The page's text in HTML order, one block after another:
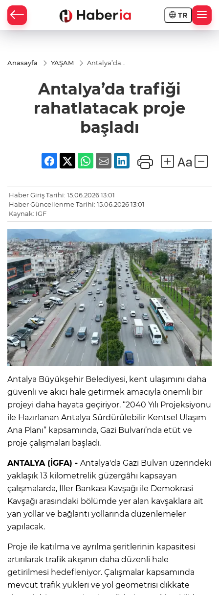
TR
Anasayfa YAŞAM
Antalya’da
proje
başladı
Antalya’da trafiği
rahatlatacak proje
başladı
Haber Giriş Tarihi: 15.06.2026 13:01
Haber Güncellenme Tarihi: 15.06.2026 13:01
Kaynak: IGF
Antalya Büyükşehir Belediyesi, kent ulaşımını daha
güvenli ve akıcı hale getirmek amacıyla önemli bir
projeyi daha hayata geçiriyor. “2040 Yılı Projeksiyonu
ile Hazırlanan Antalya Sürdürülebilir Kentsel Ulaşım
Ana Planı” kapsamında, Gazi Bulvarı’nda etüt ve
proje çalışmaları başladı.
ANTALYA (İGFA) - Antalya'da Gazi Bulvarı üzerindeki
yaklaşık 13 kilometrelik güzergâhı kapsayan
çalışmalarda, İller Bankası Kavşağı ile Demokrasi
Kavşağı arasındaki bölümde yer alan kavşaklara ait
yan yollar ve bağlantı yollarında düzenlemeler
yapılacak.
Proje ile katılma ve ayrılma şeritlerinin kapasitesi
artırılarak trafik akışının daha düzenli hale
getirilmesi hedefleniyor. Çalışmalar kapsamında
mevcut trafik yükleri ve yol geometrisi dikkate